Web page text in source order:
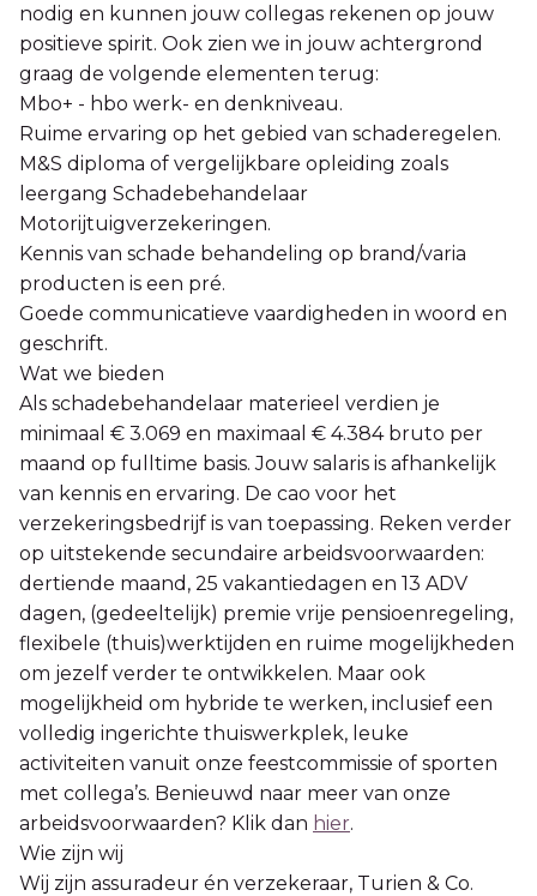
nodig en kunnen jouw collegas rekenen op jouw
positieve spirit. Ook zien we in jouw achtergrond
graag de volgende elementen terug:
Mbo+ - hbo werk- en denkniveau.
Ruime ervaring op het gebied van schaderegelen.
M&S diploma of vergelijkbare opleiding zoals
leergang Schadebehandelaar
Motorijtuigverzekeringen.
Kennis van schade behandeling op brand/varia
producten is een pré.
Goede communicatieve vaardigheden in woord en
geschrift.
Wat we bieden
Als schadebehandelaar materieel verdien je
minimaal € 3.069 en maximaal € 4.384 bruto per
maand op fulltime basis. Jouw salaris is afhankelijk
van kennis en ervaring. De cao voor het
verzekeringsbedrijf is van toepassing. Reken verder
op uitstekende secundaire arbeidsvoorwaarden:
dertiende maand, 25 vakantiedagen en 13 ADV
dagen, (gedeeltelijk) premie vrije pensioenregeling,
flexibele (thuis)werktijden en ruime mogelijkheden
om jezelf verder te ontwikkelen. Maar ook
mogelijkheid om hybride te werken, inclusief een
volledig ingerichte thuiswerkplek, leuke
activiteiten vanuit onze feestcommissie of sporten
met collega’s. Benieuwd naar meer van onze
arbeidsvoorwaarden? Klik dan hier.
Wie zijn wij
Wij zijn assuradeur én verzekeraar, Turien & Co.